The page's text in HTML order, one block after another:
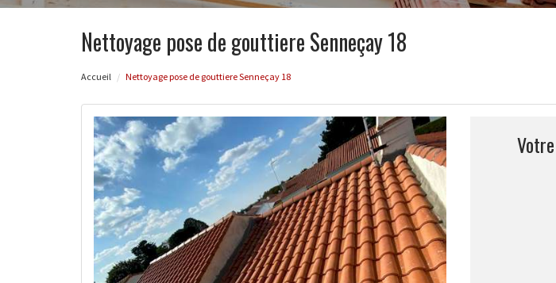
Nettoyage pose de gouttiere Senneçay 18
Accueil Nettoyage pose de gouttiere Senneçay 18